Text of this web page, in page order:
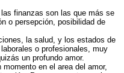
finanzas son las que más se
o persepción, posibilidad de
la salud, y los estados de
o profesionales, muy
un profundo amor.
en el area del amor,